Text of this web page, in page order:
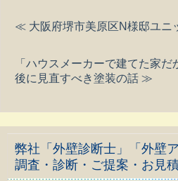
≪ 大阪府堺市美原区N様邸ユニ
「ハウスメーカーで建てた家
後に見直すべき塗装の話 ≫
弊社「外壁診断士」「外壁
調査・診断・ご提案・お見